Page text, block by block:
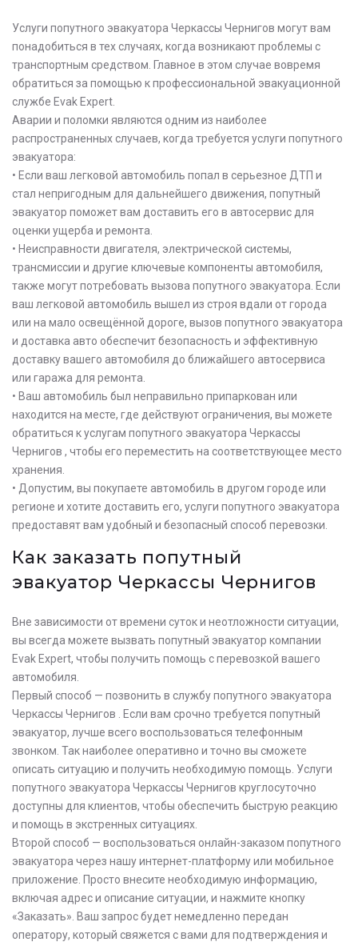
Услуги попутного эвакуатора Черкассы Чернигов могут вам
понадобиться в тех случаях, когда возникают проблемы с
транспортным средством. Главное в этом случае вовремя
обратиться за помощью к профессиональной эвакуационной
службе Evak Expert.
Аварии и поломки являются одним из наиболее
распространенных случаев, когда требуется услуги попутного
эвакуатора:
• Если ваш легковой автомобиль попал в серьезное ДТП и
стал непригодным для дальнейшего движения, попутный
эвакуатор поможет вам доставить его в автосервис для
оценки ущерба и ремонта.
• Неисправности двигателя, электрической системы,
трансмиссии и другие ключевые компоненты автомобиля,
также могут потребовать вызова попутного эвакуатора. Если
ваш легковой автомобиль вышел из строя вдали от города
или на мало освещённой дороге, вызов попутного эвакуатора
и доставка авто обеспечит безопасность и эффективную
доставку вашего автомобиля до ближайшего автосервиса
или гаража для ремонта.
• Ваш автомобиль был неправильно припаркован или
находится на месте, где действуют ограничения, вы можете
обратиться к услугам попутного эвакуатора Черкассы
Чернигов , чтобы его переместить на соответствующее место
хранения.
• Допустим, вы покупаете автомобиль в другом городе или
регионе и хотите доставить его, услуги попутного эвакуатора
предоставят вам удобный и безопасный способ перевозки.
Как заказать попутный
эвакуатор Черкассы Чернигов
Вне зависимости от времени суток и неотложности ситуации,
вы всегда можете вызвать попутный эвакуатор компании
Evak Expert, чтобы получить помощь с перевозкой вашего
автомобиля.
Первый способ — позвонить в службу попутного эвакуатора
Черкассы Чернигов . Если вам срочно требуется попутный
эвакуатор, лучше всего воспользоваться телефонным
звонком. Так наиболее оперативно и точно вы сможете
описать ситуацию и получить необходимую помощь. Услуги
попутного эвакуатора Черкассы Чернигов круглосуточно
доступны для клиентов, чтобы обеспечить быструю реакцию
и помощь в экстренных ситуациях.
Второй способ — воспользоваться онлайн-заказом попутного
эвакуатора через нашу интернет-платформу или мобильное
приложение. Просто внесите необходимую информацию,
включая адрес и описание ситуации, и нажмите кнопку
«Заказать». Ваш запрос будет немедленно передан
оператору, который свяжется с вами для подтверждения и